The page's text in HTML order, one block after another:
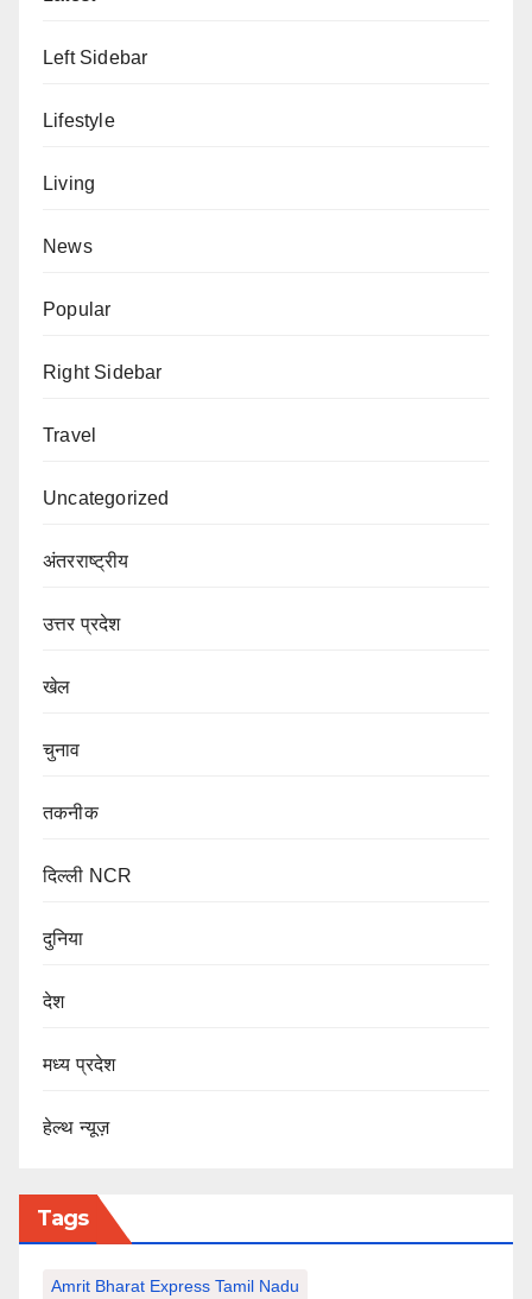
Left Sidebar
Lifestyle
Living
News
Popular
Right Sidebar
Travel
Uncategorized
अंतरराष्ट्रीय
उत्तर प्रदेश
खेल
चुनाव
तकनीक
दिल्ली NCR
दुनिया
देश
मध्य प्रदेश
हेल्थ न्यूज़
Tags
Amrit Bharat Express Tamil Nadu